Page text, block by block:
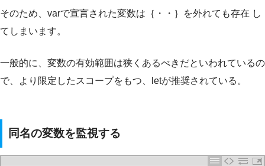
そのため、varで宣言された変数は｛・・｝を外れても存在 し
てしまいます。
一般的に、変数の有効範囲は狭くあるべきだといわれているの
で、より限定したスコープをもつ、letが推奨されている。
同名の変数を監視する